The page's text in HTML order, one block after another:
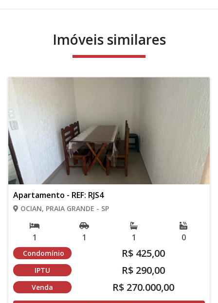
Imóveis similares
Apartamento - REF: RJS4
OCIAN, PRAIA GRANDE - SP
1 1 1 0
Condomínio R$ 425,00
IPTU R$ 290,00
Venda R$ 270.000,00